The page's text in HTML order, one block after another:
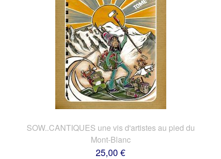
SOW..CANTIQUES une vis d'artistes au pied du
Mont-Blanc
25,00 €